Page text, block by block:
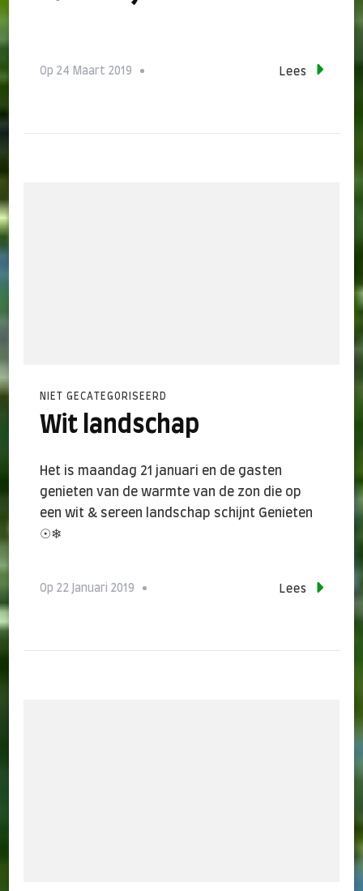
Op 24 Maart 2019 Lees
NIET GECATEGORISEERD
Wit landschap
Het is maandag 21 januari en de gasten
genieten van de warmte van de zon die op
een wit & sereen landschap schijnt Genieten
☉❄
Op 22 Januari 2019 Lees